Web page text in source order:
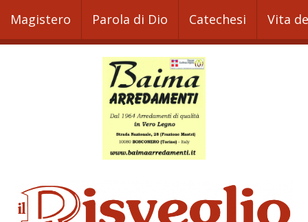
Magistero Parola di Dio Catechesi Vita